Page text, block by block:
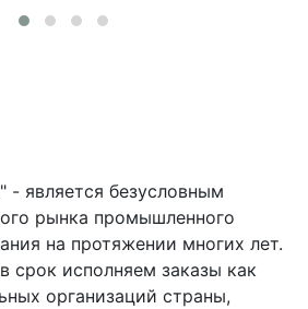
- является безусловным
рынка промышленного
на протяжении многих лет.
срок исполняем заказы как
организаций страны,